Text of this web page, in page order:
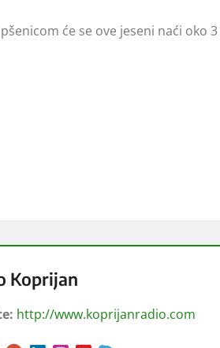
će se ove jeseni naći oko
Koprijan
http://www.koprijanradio.com